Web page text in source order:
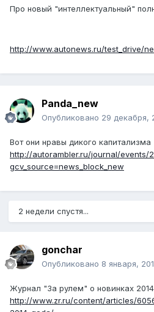
Про новый "интеллектуальный"
http://www.autonews.ru/test_drive/
Panda_new
Опубликовано 29 декабря,
Вот они нравы дикого капитализма
http://autorambler.ru/journal/events/
gcv_source=news_block_new
2 недели спустя...
gonchar
Опубликовано 8 января,
Журнал "За рулем" о новинках
http://www.zr.ru/content/articles/